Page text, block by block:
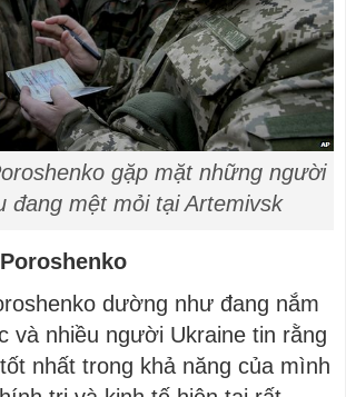
gặp mặt những người
đang mệt mỏi tại Artemivsk
dường như đang nắm
và nhiều người Ukraine tin rằng
nhất trong khả năng của mình